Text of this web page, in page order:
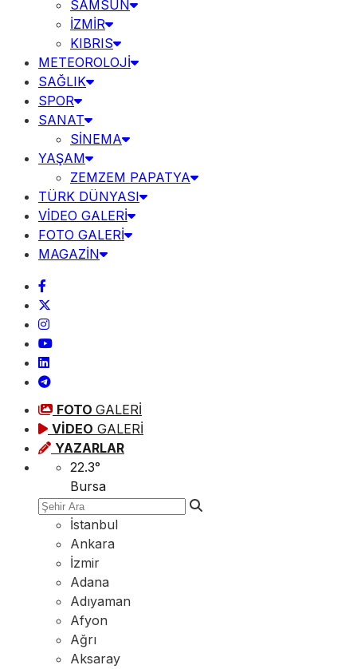
SAMSUN
İZMİR
KIBRIS
METEOROLOJİ
SAĞLIK
SPOR
SANAT
SİNEMA
YAŞAM
ZEMZEM PAPATYA
TÜRK DÜNYASI
VİDEO GALERİ
FOTO GALERİ
MAGAZİN
FOTO GALERİ
VİDEO GALERİ
YAZARLAR
22.3°
Bursa
İstanbul
Ankara
İzmir
Adana
Adıyaman
Afyon
Ağrı
Aksaray